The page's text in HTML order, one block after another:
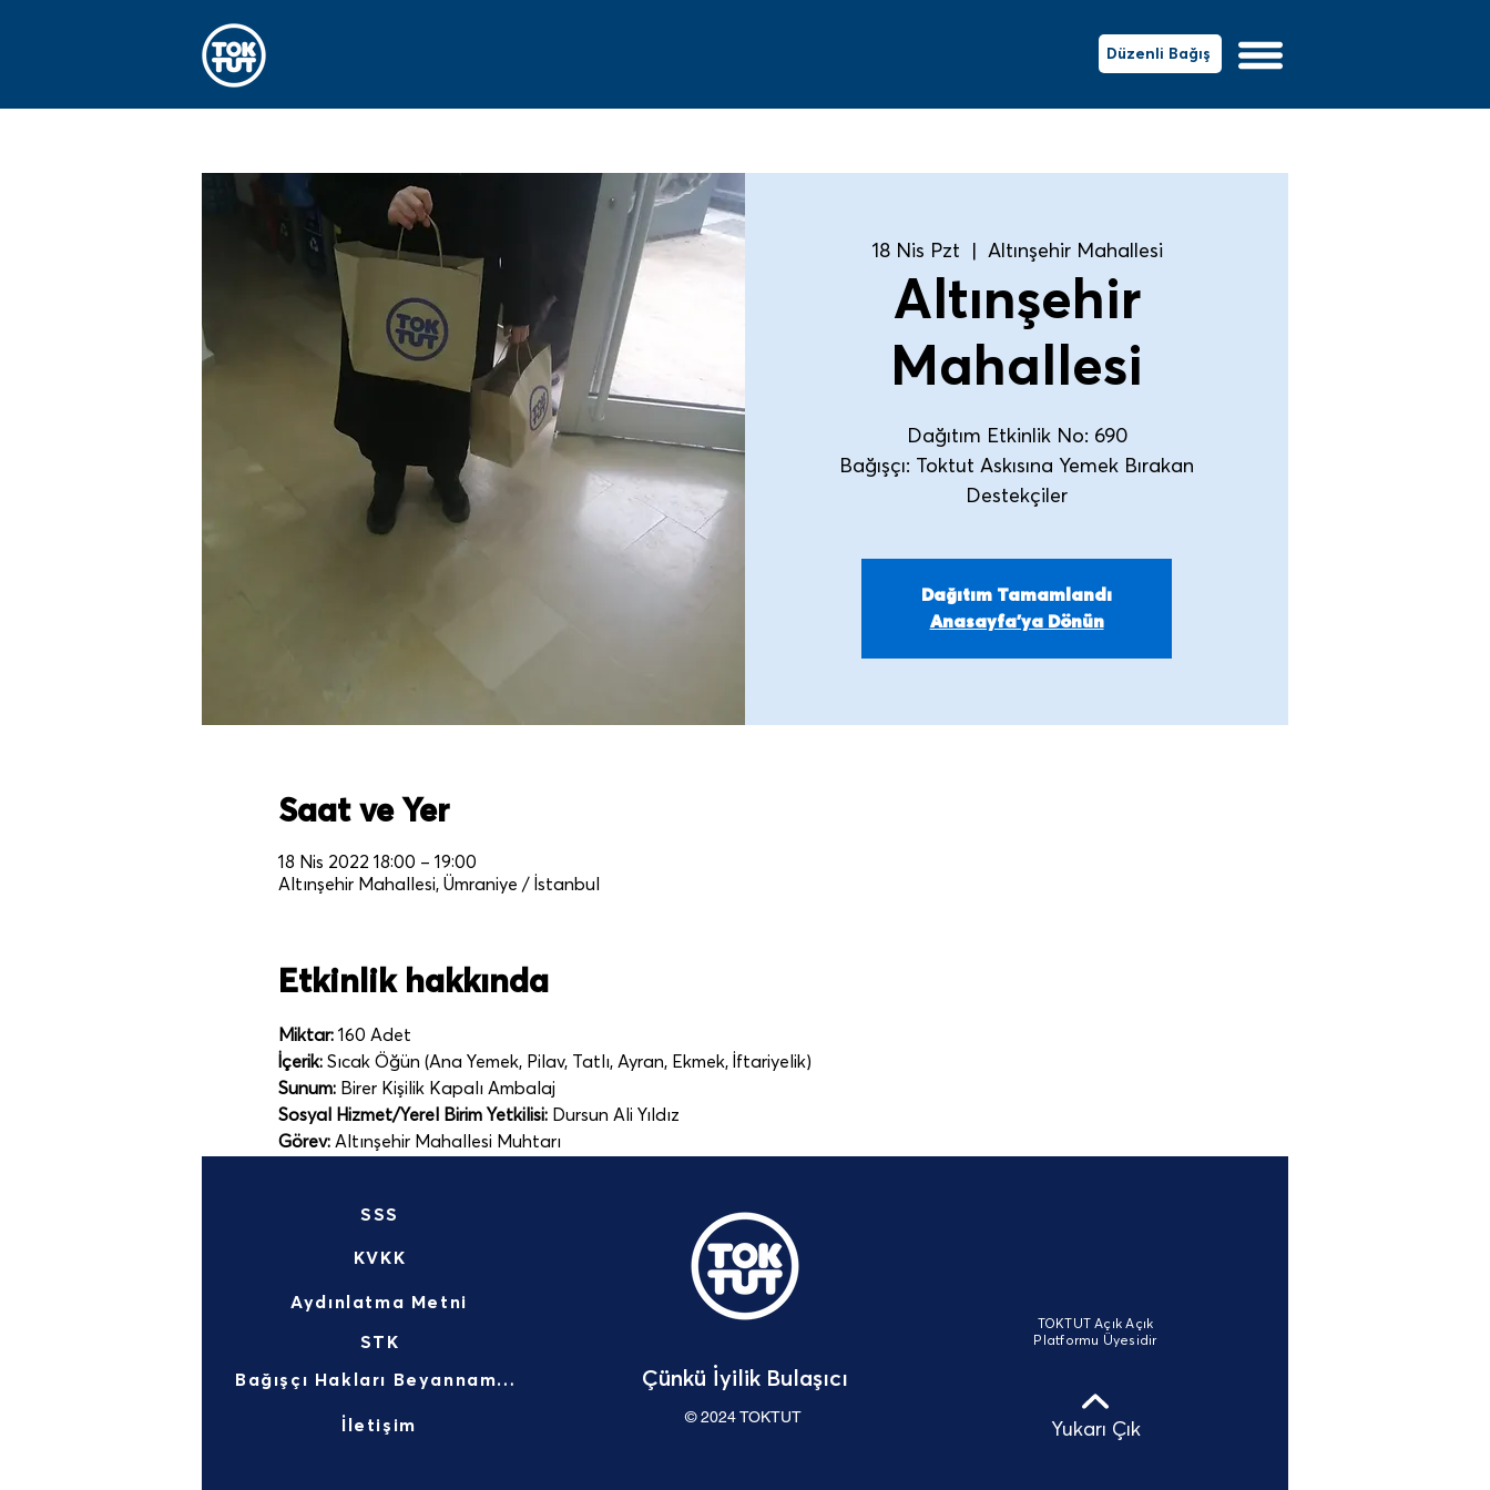
Düzenli Bağış
18 Nis Pzt Altınşehir Mahallesi
Altınşehir
Mahallesi
Dağıtım Etkinlik No: 690
Bağışçı: Toktut Askısına Yemek Bırakan
Destekçiler
Dağıtım Tamamlandı
Anasayfa'ya Dönün
Saat ve Yer
18 Nis 2022 18:00 – 19:00
Altınşehir Mahallesi, Ümraniye / İstanbul
Etkinlik hakkında
Miktar: 160 Adet
İçerik: Sıcak Öğün (Ana Yemek, Pilav, Tatlı, Ayran, Ekmek, İftariyelik)
Sunum: Birer Kişilik Kapalı Ambalaj
Sosyal Hizmet/Yerel Birim Yetkilisi: Dursun Ali Yıldız
Görev: Altınşehir Mahallesi Muhtarı
SSS
KVKK
STK
Bağışçı Hakları Beyannamesi
Aydınlatma Metni
İletişim
Çünkü İyilik Bulaşıcı
© 2024 TOKTUT
TOKTUT Açık Açık
Platformu Üyesidir
Yukarı Çık